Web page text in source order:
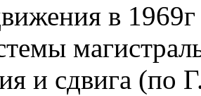
в
и сдвига (по